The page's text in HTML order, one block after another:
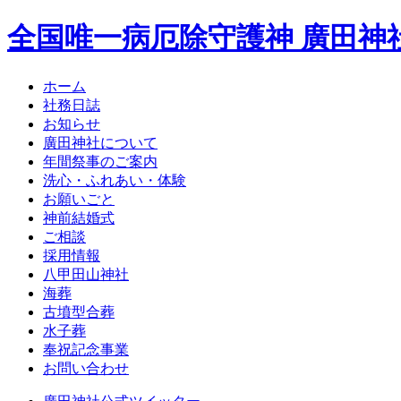
全国唯一病厄除守護神 廣田神
ホーム
社務日誌
お知らせ
廣田神社について
年間祭事のご案内
洗心・ふれあい・体験
お願いごと
神前結婚式
ご相談
採用情報
八甲田山神社
海葬
古墳型合葬
水子葬
奉祝記念事業
お問い合わせ